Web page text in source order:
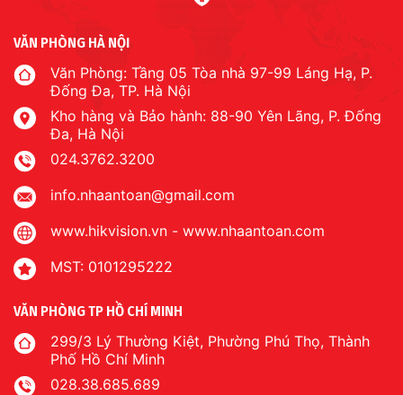
VĂN PHÒNG HÀ NỘI
Văn Phòng: Tầng 05 Tòa nhà 97-99 Láng Hạ, P.
Đống Đa, TP. Hà Nội
Kho hàng và Bảo hành: 88-90 Yên Lãng, P. Đống
Đa, Hà Nội
024.3762.3200
info.nhaantoan@gmail.com
www.hikvision.vn - www.nhaantoan.com
MST: 0101295222
VĂN PHÒNG TP HỒ CHÍ MINH
299/3 Lý Thường Kiệt, Phường Phú Thọ, Thành
Phố Hồ Chí Minh
028.38.685.689